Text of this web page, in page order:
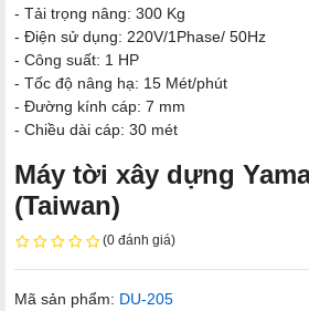
- Tải trọng nâng: 300 Kg
- Điện sử dụng: 220V/1Phase/ 50Hz
- Công suất: 1 HP
- Tốc độ nâng hạ: 15 Mét/phút
- Đường kính cáp: 7 mm
- Chiều dài cáp: 30 mét
Máy tời xây dựng
(Taiwan)
(0 đánh giá)
Mã sản phẩm: DU-205